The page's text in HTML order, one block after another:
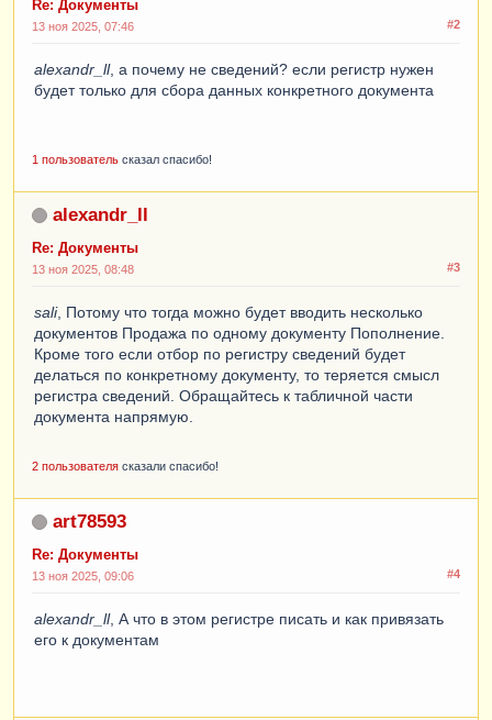
Re: Документы
#2
13 ноя 2025, 07:46
alexandr_ll, а почему не сведений? если регистр нужен
будет только для сбора данных конкретного документа
1 пользователь сказал спасибо!
alexandr_ll
Re: Документы
#3
13 ноя 2025, 08:48
sali, Потому что тогда можно будет вводить несколько
документов Продажа по одному документу Пополнение.
Кроме того если отбор по регистру сведений будет
делаться по конкретному документу, то теряется смысл
регистра сведений. Обращайтесь к табличной части
документа напрямую.
2 пользователя сказали спасибо!
art78593
Re: Документы
#4
13 ноя 2025, 09:06
alexandr_ll, А что в этом регистре писать и как привязать
его к документам